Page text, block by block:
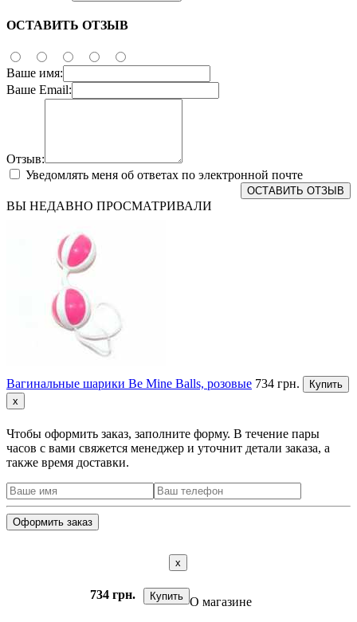
ОСТАВИТЬ ОТЗЫВ
Ваше имя:
Ваше Email:
Отзыв:
Уведомлять меня об ответах по электронной почте
ОСТАВИТЬ ОТЗЫВ
ВЫ НЕДАВНО ПРОСМАТРИВАЛИ
Вагинальные шарики Be Mine Balls, розовые 734 грн.
Купить
x
Чтобы оформить заказ, заполните форму. В течение пары
часов с вами свяжется менеджер и уточнит детали заказа, а
также время доставки.
x
734 грн. Купить О магазине